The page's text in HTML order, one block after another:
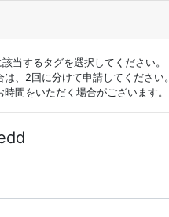
当するタグを選択してください。
、2回に分けて申請してください。
間をいただく場合がございます。